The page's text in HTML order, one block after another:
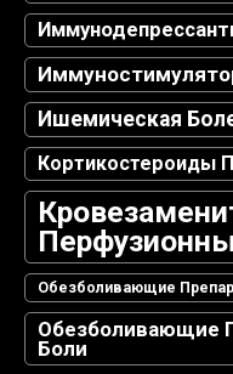
Ишемическая
Кортикостероиды
Обезболивающие
Обезболивающие
Боли